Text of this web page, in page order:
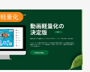
量化